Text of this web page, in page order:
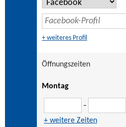
+ weiteres Profil
Öffnungszeiten
Montag
–
+ weitere Zeiten